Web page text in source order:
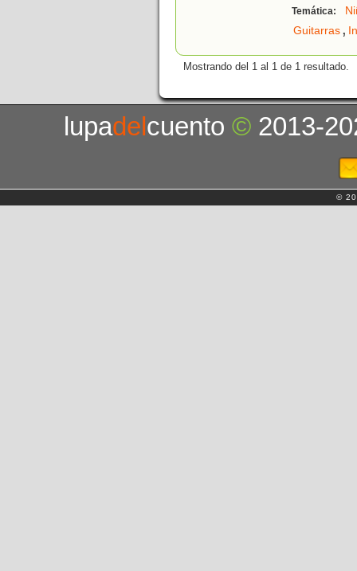
Temática:
Guitarras,
Mostrando del 1 al 1 de 1 resultado.
lupadelcuento© 2013-
©